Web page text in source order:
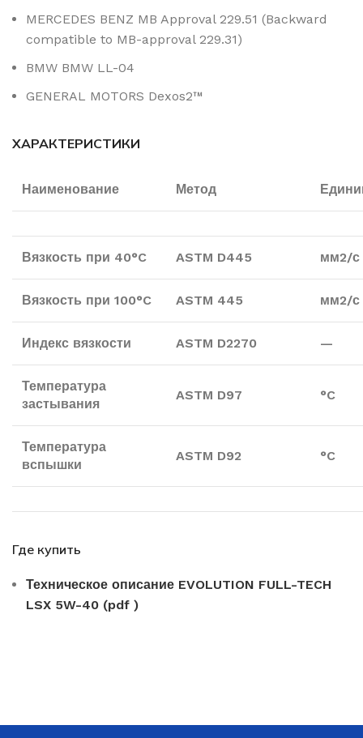
MERCEDES BENZ MB Approval 229.51 (Backward
compatible to MB-approval 229.31)
BMW BMW LL-04
GENERAL MOTORS Dexos2™
ХАРАКТЕРИСТИКИ
Наименование Метод
Вязкость при 40°C ASTM D445 мм2/с
Вязкость при 100°C ASTM 445 мм2/с
Индекс вязкости ASTM D2270 —
Температура
застывания
ASTM D97 °C
Температура
вспышки
ASTM D92 °C
Где купить
Техническое описание EVOLUTION FULL-TECH
LSX 5W-40 (pdf )